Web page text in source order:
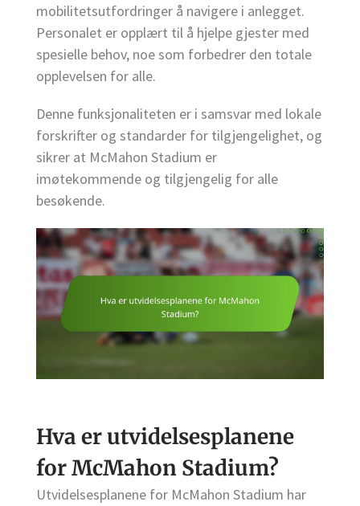
mobilitetsutfordringer å navigere i anlegget.
Personalet er opplært til å hjelpe gjester med
spesielle behov, noe som forbedrer den totale
opplevelsen for alle.
Denne funksjonaliteten er i samsvar med lokale
forskrifter og standarder for tilgjengelighet, og
sikrer at McMahon Stadium er
imøtekommende og tilgjengelig for alle
besøkende.
Hva er utvidelsesplanene
for McMahon Stadium?
Utvidelsesplanene for McMahon Stadium har